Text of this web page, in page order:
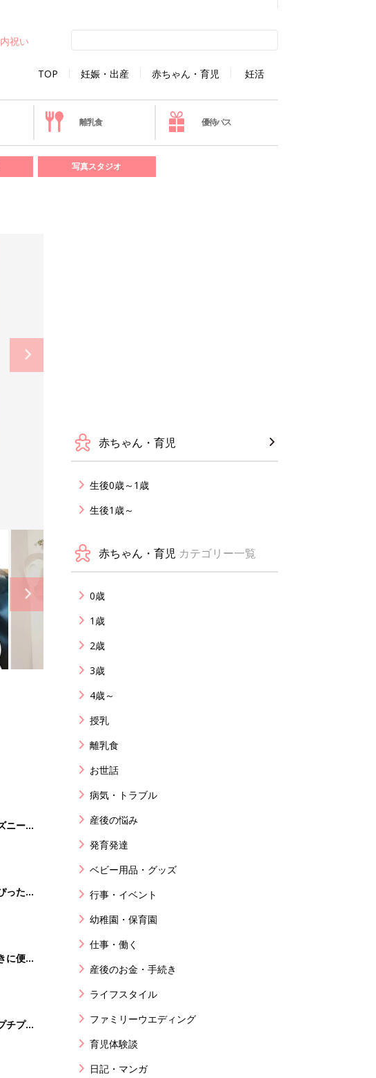
TOP 妊娠・出産 赤ちゃん・育児 妊活
内祝い
離乳食 優待パス
写真スタジオ
ニーキ
った
に便
チプラ
赤ちゃん・育児
生後0歳～1歳
生後1歳～
赤ちゃん・育児 カテゴリー一覧
0歳
1歳
2歳
3歳
4歳～
授乳
離乳食
お世話
病気・トラブル
産後の悩み
発育発達
ベビー用品・グッズ
行事・イベント
幼稚園・保育園
仕事・働く
産後のお金・手続き
ライフスタイル
ファミリーウエディング
育児体験談
日記・マンガ